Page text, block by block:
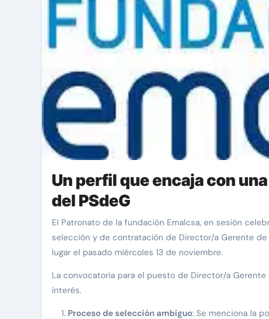
Un perfil que encaja con
del PSdeG
El Patronato de la fundación Emalcsa, en sesión celebrada el día once de noviembre de 2024, aprobó las condiciones del proceso de
selección y de contratación de Director/a Gerente
lugar el pasado miércoles 13 de noviembre.
La convocatoria para el puesto de Director/a
interés.
Proceso de selección ambiguo: Se menciona la